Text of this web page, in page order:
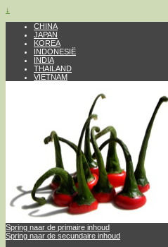
↓
CHINA
JAPAN
KOREA
INDONESIË
INDIA
THAILAND
VIETNAM
Spring naar de primaire inhoud
Spring naar de secundaire inhoud